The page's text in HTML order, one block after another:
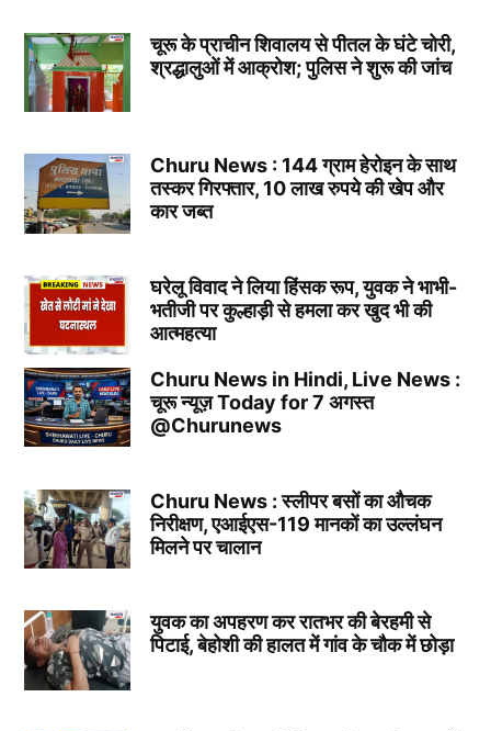
चूरू के प्राचीन शिवालय से पीतल के घंटे चोरी,
श्रद्धालुओं में आक्रोश; पुलिस ने शुरू की जांच
Churu News : 144 ग्राम हेरोइन के साथ
तस्कर गिरफ्तार, 10 लाख रुपये की खेप और
कार जब्त
घरेलू विवाद ने लिया हिंसक रूप, युवक ने भाभी-
भतीजी पर कुल्हाड़ी से हमला कर खुद भी की
आत्महत्या
Churu News in Hindi, Live News :
चूरू न्यूज़ Today for 7 अगस्त
@Churunews
Churu News : स्लीपर बसों का औचक
निरीक्षण, एआईएस-119 मानकों का उल्लंघन
मिलने पर चालान
युवक का अपहरण कर रातभर की बेरहमी से
पिटाई, बेहोशी की हालत में गांव के चौक में छोड़ा